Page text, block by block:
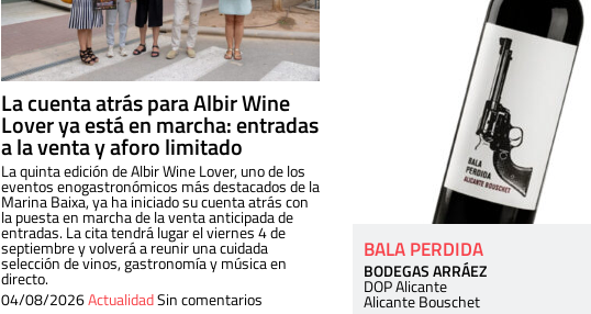
La cuenta atrás para Albir Wine
Lover ya está en marcha: entradas
a la venta y aforo limitado
La quinta edición de Albir Wine Lover, uno de los
eventos enogastronómicos más destacados de la
Marina Baixa, ya ha iniciado su cuenta atrás con
la puesta en marcha de la venta anticipada de
entradas. La cita tendrá lugar el viernes 4 de
septiembre y volverá a reunir una cuidada
selección de vinos, gastronomía y música en
directo.
04/08/2026ActualidadSin comentarios
BALA PERDIDA
BODEGAS ARRÁEZ
DOP Alicante
Alicante Bouschet